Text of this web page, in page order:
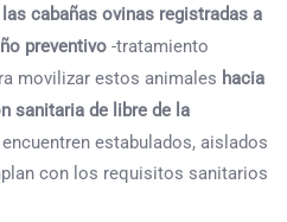
cabañas ovinas registradas a
preventivo -tratamiento
movilizar estos animales hacia
sanitaria de libre de la
estabulados, aislados
con los requisitos sanitarios